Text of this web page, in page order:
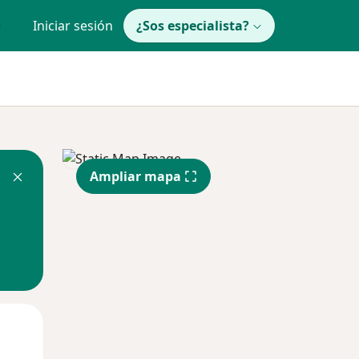
Iniciar sesión ¿Sos especialista?
Ampliar mapa